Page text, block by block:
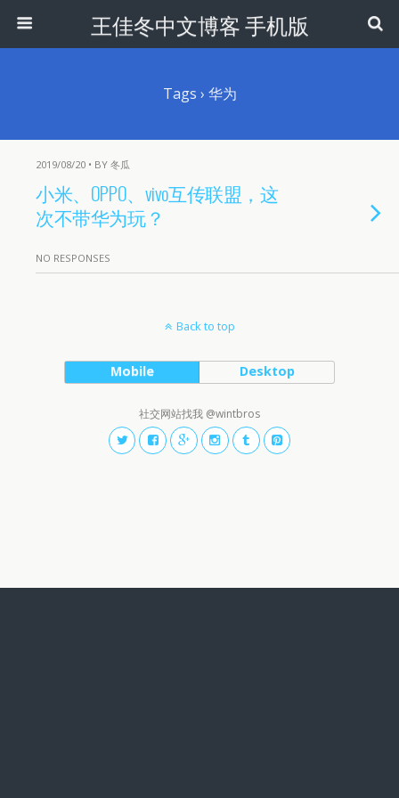
王佳冬中文博客 手机版
Tags › 华为
2019/08/20 • BY 冬瓜
小米、OPPO、vivo互传联盟，这
次不带华为玩？
NO RESPONSES
Back to top
Mobile Desktop
社交网站找我 @wintbros